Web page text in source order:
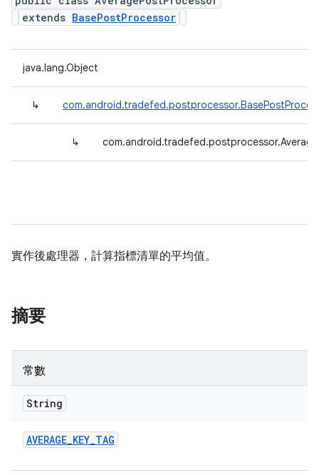
extends BasePostProcessor
java.lang.Object
↳
↳
實作後處理器，計算指標清單的平均值。
摘要
常數
String
AVERAGE_KEY_TAG